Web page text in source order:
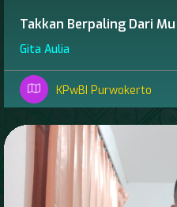
Takkan Berpaling Dari Mu
Gita Aulia
KPwBI Purwokerto